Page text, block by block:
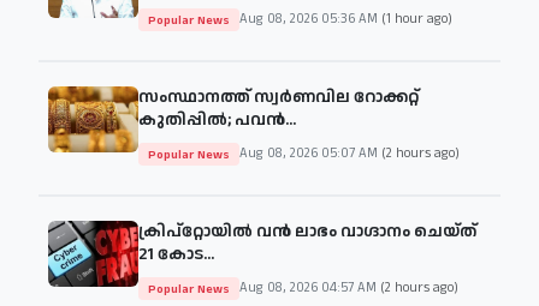
Popular News Aug 08, 2026 05:36 AM (1 hour ago)
സംസ്ഥാനത്ത് സ്വർണവില റോക്കറ്റ്
കുതിപ്പിൽ; പവൻ...
Popular News Aug 08, 2026 05:07 AM (2 hours ago)
ക്രിപ്‌റ്റോയിൽ വൻ ലാഭം വാഗ്ദാനം ചെയ്ത്
21 കോട...
Popular News Aug 08, 2026 04:57 AM (2 hours ago)